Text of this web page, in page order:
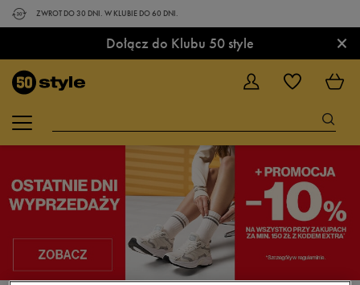
ZWROT DO 30 DNI. W KLUBIE DO 60 DNI.
Dołącz do Klubu 50 style ×